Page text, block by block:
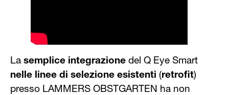
La semplice integrazione del Q Eye Smart
nelle linee di selezione esistenti (retrofit)
presso LAMMERS OBSTGARTEN ha non